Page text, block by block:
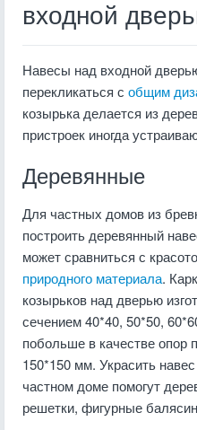
входной
Навесы над входной
перекликаться с общим
козырька делается из
пристроек иногда
Деревянные
Для частных домов из
построить деревянный
может сравниться с
природного материала.
козырьков над дверью
сечением 40*40, 50*50,
побольше в качестве опор
150*150 мм. Украсить
частном доме помогут
решетки, фигурные